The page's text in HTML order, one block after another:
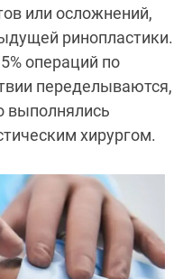
или осложнений,
ринопластики.
операций по
переделываются,
выполнялись
хирургом.